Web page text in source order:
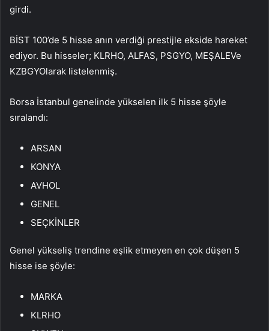
girdi.
BİST 100’de 5 hisse anın verdiği prestijle ekside hareket
ediyor. Bu hisseler; KLRHO, ALFAS, PSGYO, MEŞALEVe
KZBGYOlarak listelenmiş.
Borsa İstanbul genelinde yükselen ilk 5 hisse şöyle
sıralandı:
ARSAN
KONYA
AVHOL
GENEL
SEÇKİNLER
Genel yükseliş trendine eşlik etmeyen en çok düşen 5
hisse ise şöyle:
MARKA
KLRHO